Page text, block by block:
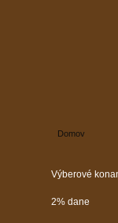
Domov
2% dane